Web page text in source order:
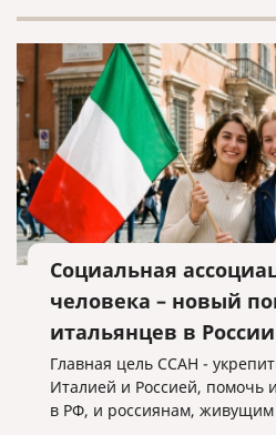
Социальная
человека – новый
итальянцев в России
Главная цель ССАН -
Италией и Россией,
в РФ, и россиянам,